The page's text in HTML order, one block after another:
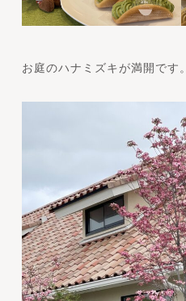
お庭のハナミズキが満開です。